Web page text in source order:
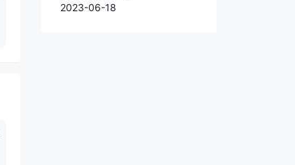
2023-06-18